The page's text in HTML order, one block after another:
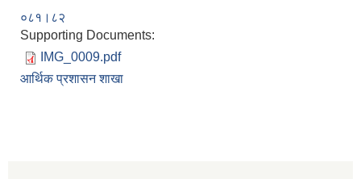
०८१।८२
Supporting Documents:
IMG_0009.pdf
आर्थिक प्रशासन शाखा